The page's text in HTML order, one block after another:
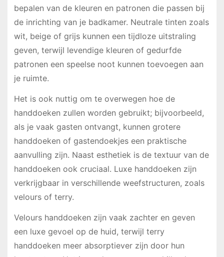
bepalen van de kleuren en patronen die passen bij
de inrichting van je badkamer. Neutrale tinten zoals
wit, beige of grijs kunnen een tijdloze uitstraling
geven, terwijl levendige kleuren of gedurfde
patronen een speelse noot kunnen toevoegen aan
je ruimte.
Het is ook nuttig om te overwegen hoe de
handdoeken zullen worden gebruikt; bijvoorbeeld,
als je vaak gasten ontvangt, kunnen grotere
handdoeken of gastendoekjes een praktische
aanvulling zijn. Naast esthetiek is de textuur van de
handdoeken ook cruciaal. Luxe handdoeken zijn
verkrijgbaar in verschillende weefstructuren, zoals
velours of terry.
Velours handdoeken zijn vaak zachter en geven
een luxe gevoel op de huid, terwijl terry
handdoeken meer absorptiever zijn door hun